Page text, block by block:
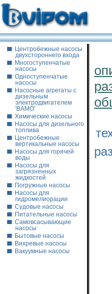
Центробежные насосы
двухстороннего входа
Многоступенчатые
насосы
Одноступенчатые
насосы
Насосные агрегаты с
дизельным
электродвигателем
'ВАМО'
Химические насосы
Насосы для дизельного
топлива
Центробежные
вертикальные насосы
Насосы для горячей
воды
Насосы для
загрязненных
жидкостей
Погружные насосы
Насосы для
гидромелиорации
Судовые насосы
Питательные насосы
Самовсасывающие
насосы
Бытовые насосы
Вихревые насосы
Вакуумные насосы